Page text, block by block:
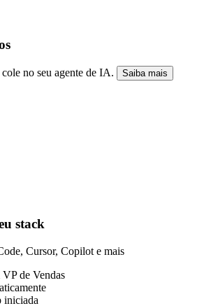
no seu agente de IA. Saiba mais
stack
Cursor, Copilot e mais
de Vendas
iniciada